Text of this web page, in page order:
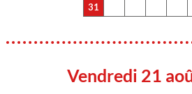
31
Vendredi 21